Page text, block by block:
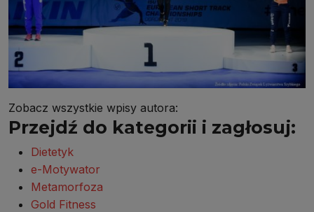
Zobacz wszystkie wpisy autora:
Przejdź do kategorii i zagłosuj:
Dietetyk
e-Motywator
Metamorfoza
Gold Fitness